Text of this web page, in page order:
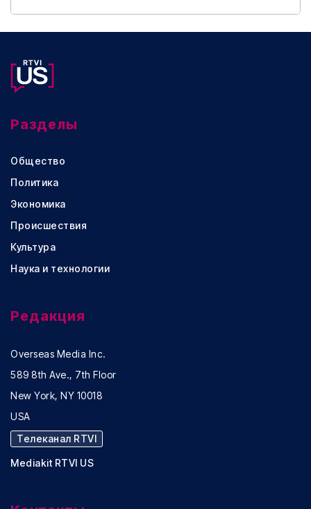
Разделы
Общество
Политика
Экономика
Происшествия
Культура
Наука и технологии
Редакция
Overseas Media Inc.
589 8th Ave., 7th Floor
New York, NY 10018
USA
Телеканал RTVI
Mediakit RTVI US